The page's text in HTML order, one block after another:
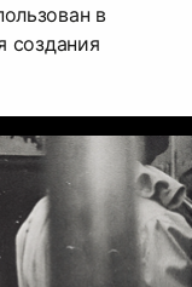
в
создания